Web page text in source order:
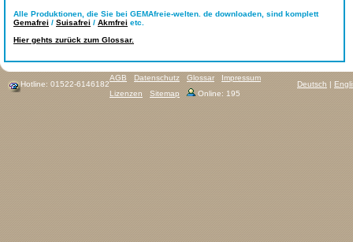
Alle Produktionen, die Sie bei GEMAfreie-welten. de downloaden, sind komplett
Gemafrei / Suisafrei / Akmfrei etc.
Hier gehts zurück zum Glossar.
Hotline: 01522-6146182 Deutsch |
AGB Datenschutz Glossar
Impressum
Lizenzen
Sitemap Online: 195